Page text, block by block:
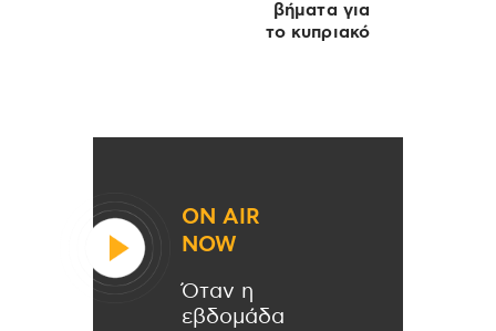
βήματα για
το κυπριακό
ON AIR
NOW
Όταν η
εβδομάδα